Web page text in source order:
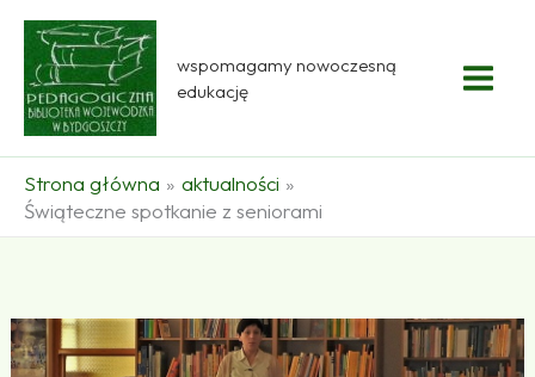
Przejdź
treści
wspomagamy nowoczesną
edukację
Strona główna
aktualności
Świąteczne spotkanie z seniorami